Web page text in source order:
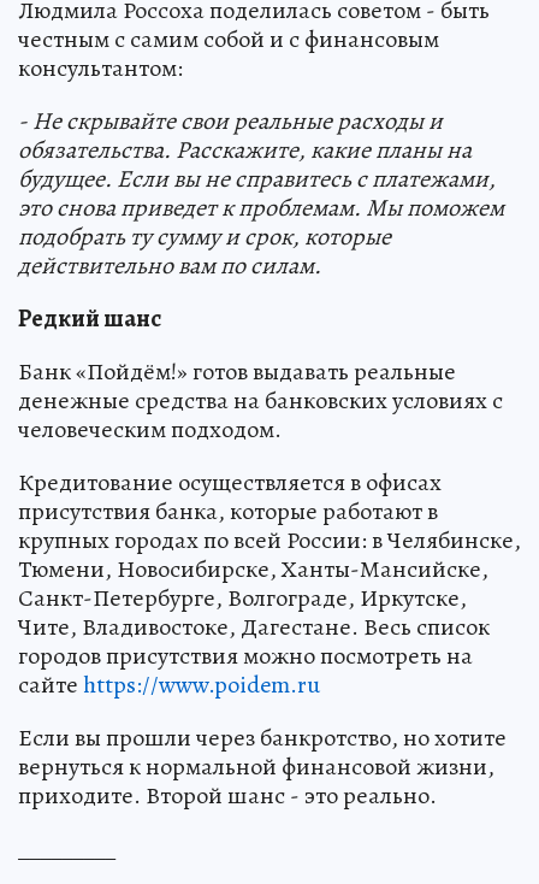
Людмила Россоха поделилась советом - быть
честным с самим собой и с финансовым
консультантом:
- Не скрывайте свои реальные расходы и
обязательства. Расскажите, какие планы на
будущее. Если вы не справитесь с платежами,
это снова приведет к проблемам. Мы поможем
подобрать ту сумму и срок, которые
действительно вам по силам.
Редкий шанс
Банк «Пойдём!» готов выдавать реальные
денежные средства на банковских условиях с
человеческим подходом.
Кредитование осуществляется в офисах
присутствия банка, которые работают в
крупных городах по всей России: в Челябинске,
Тюмени, Новосибирске, Ханты-Мансийске,
Санкт-Петербурге, Волгограде, Иркутске,
Чите, Владивостоке, Дагестане. Весь список
городов присутствия можно посмотреть на
сайтеhttps://www.poidem.ru
Если вы прошли через банкротство, но хотите
вернуться к нормальной финансовой жизни,
приходите. Второй шанс - это реально.